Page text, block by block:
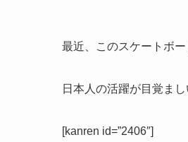
最近、このスケートボ
日本人の活躍が目覚ま
[kanren id=”2406″]